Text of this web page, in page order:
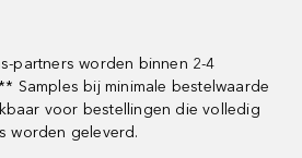
partners worden binnen 2-4
Samples bij minimale bestelwaarde
voor bestellingen die volledig
worden geleverd.